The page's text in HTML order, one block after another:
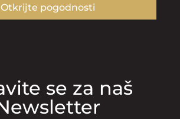
Otkrijte pogodnosti
se za naš